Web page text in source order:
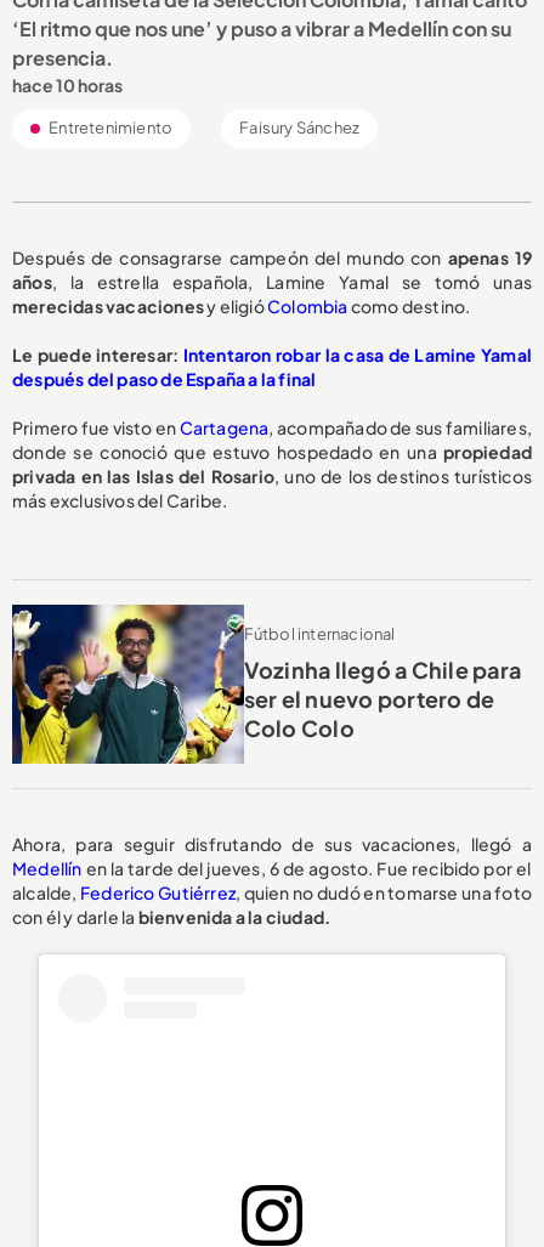
‘El ritmo que nos une’ y puso a vibrar a Medellín con su
presencia.
hace 10 horas
Entretenimiento Faisury Sánchez
Después de consagrarse campeón del mundo con apenas 19
años, la estrella española, Lamine Yamal se tomó unas
merecidas vacacionesy eligióColombia como destino.
Le puede interesar: Intentaron robar la casa de Lamine Yamal
después del paso de España a la final
Primero fue visto enCartagena, acompañado de sus familiares,
donde se conoció que estuvo hospedado en unapropiedad
privada en las Islas del Rosario, uno de los destinos turísticos
más exclusivos del Caribe.
Fútbol internacional
Vozinha llegó a Chile para
ser el nuevo portero de
Colo Colo
Ahora, para seguir disfrutando de sus vacaciones, llegó a
Medellín en la tarde del jueves, 6 de agosto. Fue recibido por el
alcalde, Federico Gutiérrez, quien no dudó en tomarse una foto
con él y darle la bienvenida a la ciudad.